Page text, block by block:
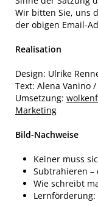
Wir bitten Sie, uns
der obigen Email-
Realisation
Design: Ulrike
Text: Alena Vanino
Umsetzung:
Marketing
Bild-Nachweise
Keiner muss
Subtrahieren –
Wie schreibt
Lernförderung: